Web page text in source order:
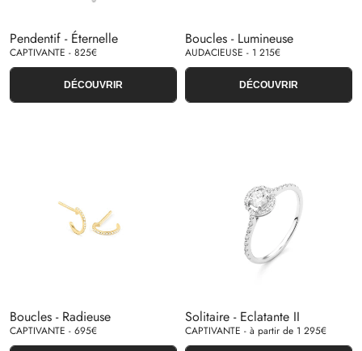
Pendentif - Éternelle
CAPTIVANTE - 825€
DÉCOUVRIR
Boucles - Lumineuse
AUDACIEUSE - 1 215€
DÉCOUVRIR
Boucles - Radieuse
CAPTIVANTE - 695€
Solitaire - Eclatante II
CAPTIVANTE - à partir de 1 295€